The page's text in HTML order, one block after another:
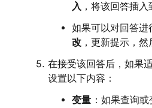
入，将该回答插入
如果可以对回答进
改 ，更新提示，
在接受该回答后，如果
设置以下内容：
变量 ：如果查询